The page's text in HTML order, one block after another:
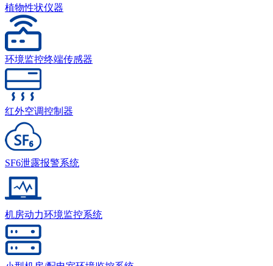
植物性状仪器
环境监控终端传感器
红外空调控制器
SF6泄露报警系统
机房动力环境监控系统